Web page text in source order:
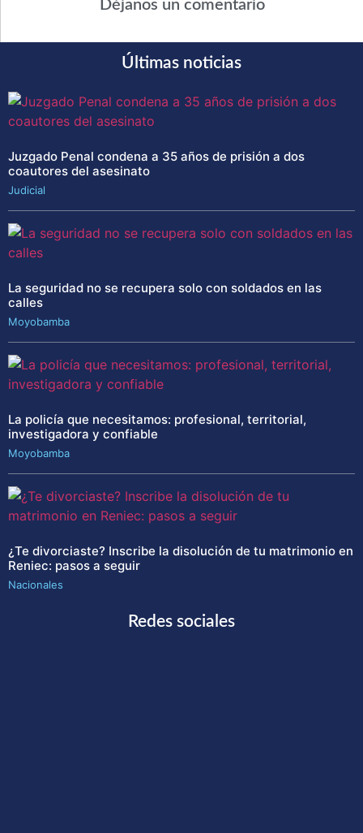
Déjanos un comentario
Últimas noticias
Juzgado Penal condena a 35 años de prisión a dos
coautores del asesinato
Judicial
La seguridad no se recupera solo con soldados en las
calles
Moyobamba
La policía que necesitamos: profesional, territorial,
investigadora y confiable
Moyobamba
¿Te divorciaste? Inscribe la disolución de tu matrimonio en
Reniec: pasos a seguir
Nacionales
Redes sociales